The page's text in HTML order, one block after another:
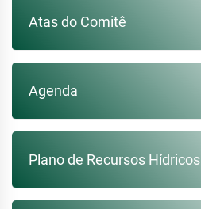
Atas do Comitê
Agenda
Plano de Recursos Hídricos